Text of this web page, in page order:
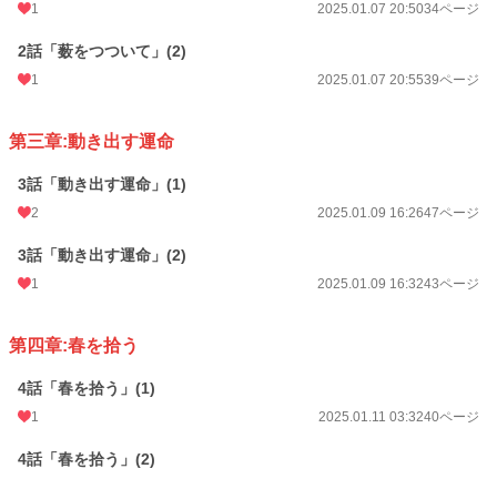
1 2025.01.07 20:5034ページ
2話「薮をつついて」(2)
1 2025.01.07 20:5539ページ
第三章:動き出す運命
3話「動き出す運命」(1)
2 2025.01.09 16:2647ページ
3話「動き出す運命」(2)
1 2025.01.09 16:3243ページ
第四章:春を拾う
4話「春を拾う」(1)
1 2025.01.11 03:3240ページ
4話「春を拾う」(2)